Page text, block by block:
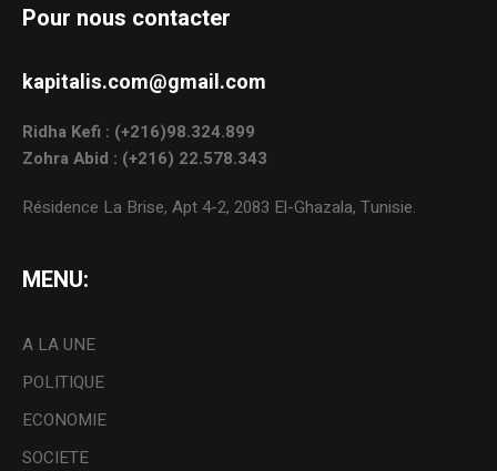
Pour nous contacter
kapitalis.com@gmail.com
Ridha Kefi : (+216)98.324.899
Zohra Abid : (+216) 22.578.343
Résidence La Brise, Apt 4-2, 2083 El-Ghazala, Tunisie.
MENU:
A LA UNE
POLITIQUE
ECONOMIE
SOCIETE